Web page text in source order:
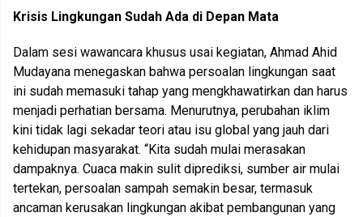
Krisis Lingkungan Sudah Ada di Depan Mata
Dalam sesi wawancara khusus usai kegiatan, Ahmad Ahid
Mudayana menegaskan bahwa persoalan lingkungan saat
ini sudah memasuki tahap yang mengkhawatirkan dan harus
menjadi perhatian bersama. Menurutnya, perubahan iklim
kini tidak lagi sekadar teori atau isu global yang jauh dari
kehidupan masyarakat. “Kita sudah mulai merasakan
dampaknya. Cuaca makin sulit diprediksi, sumber air mulai
tertekan, persoalan sampah semakin besar, termasuk
ancaman kerusakan lingkungan akibat pembangunan yang